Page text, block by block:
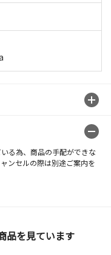
る為、商品の手配ができな
ンセルの際は別途ご案内を
品を見ています